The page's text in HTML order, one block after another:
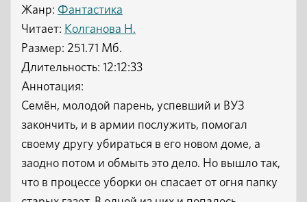
Жанр: Фантастика
Читает: Колганова Н.
Размер: 251.71 Мб.
Длительность: 12:12:33
Аннотация:
Семён, молодой парень, успевший и ВУЗ
закончить, и в армии послужить, помогал
своему другу убираться в его новом доме, а
заодно потом и обмыть это дело. Но вышло так,
что в процессе уборки он спасает от огня папку